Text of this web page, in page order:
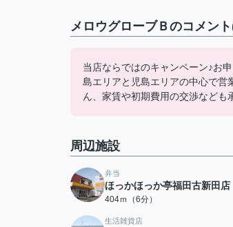
メロウグローブＢのコメン
当店ならではのキャンペーン♪お
島エリアと児島エリアの中心で営
ん、家賃や初期費用の交渉なども
周辺施設
弁当
ほっかほっか亭福田古新田店
404ｍ（6分）
生活雑貨店